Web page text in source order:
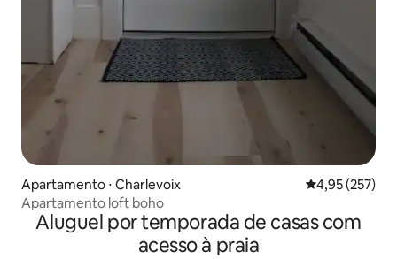
Apartamento ⋅ Charlevoix 4,95 de uma
4,95 (257)
Apartamento loft boho
Aluguel por temporada de casas com
acesso à praia